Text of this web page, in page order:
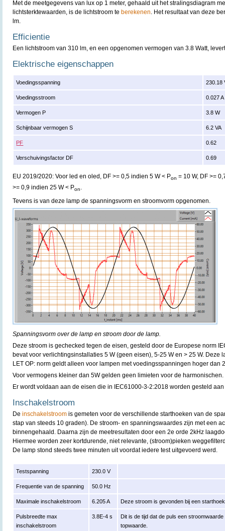
Met de meetgegevens van lux op 1 meter, gehaald uit het stralingsdiagram
lichtsterktewaarden, is de lichtstroom te berekenen . Het resultaat van deze
lm.
Efficientie
Een lichtstroom van 310 lm, en een opgenomen vermogen van 3.8 Watt,
Elektrische eigenschappen
Voedingsspanning 230.18
Voedingsstroom 0.027 A
Vermogen P 3.8 W
Schijnbaar vermogen S 6.2 VA
PF 0.62
Verschuivingsfactor DF 0.69
EU 2019/2020: Voor led en oled, DF >= 0,5 indien 5 W < Pon = 10 W, DF >=
>= 0,9 indien 25 W < Pon.
Tevens is van deze lamp de spanningsvorm en stroomvorm opgenomen.
Spanningsvorm over de lamp en stroom door de lamp.
Deze stroom is gechecked tegen de eisen, gesteld door de Europese norm
bevat voor verlichtingsinstallaties 5 W (geen eisen), 5-25 W en > 25 W. Deze
LET OP: norm geldt alleen voor lampen met voedingsspanningen hoger dan
Voor vermogens kleiner dan 5W gelden geen limieten voor de harmonischen.
Er wordt voldaan aan de eisen die in IEC61000-3-2:2018 worden gesteld
Inschakelstroom
De inschakelstroom is gemeten voor de verschillende starthoeken van de
stap van steeds 10 graden). De stroom- en spanningswaardes zijn met een
binnengehaald. Daarna zijn de meetresultaten door een 2e orde 2kHz
Hiermee worden zeer kortdurende, niet relevante, (stroom)pieken
De lamp stond steeds twee minuten uit voordat iedere test uitgevoerd werd.
Testspanning 230.0 V
Frequentie van de spanning 50.0 Hz
Maximale inschakelstroom 6.205 A Deze stroom is gevonden bij een
Pulsbreedte max
inschakelstroom
3.8E-4 s
Dit is de tijd dat de puls een
topwaarde.